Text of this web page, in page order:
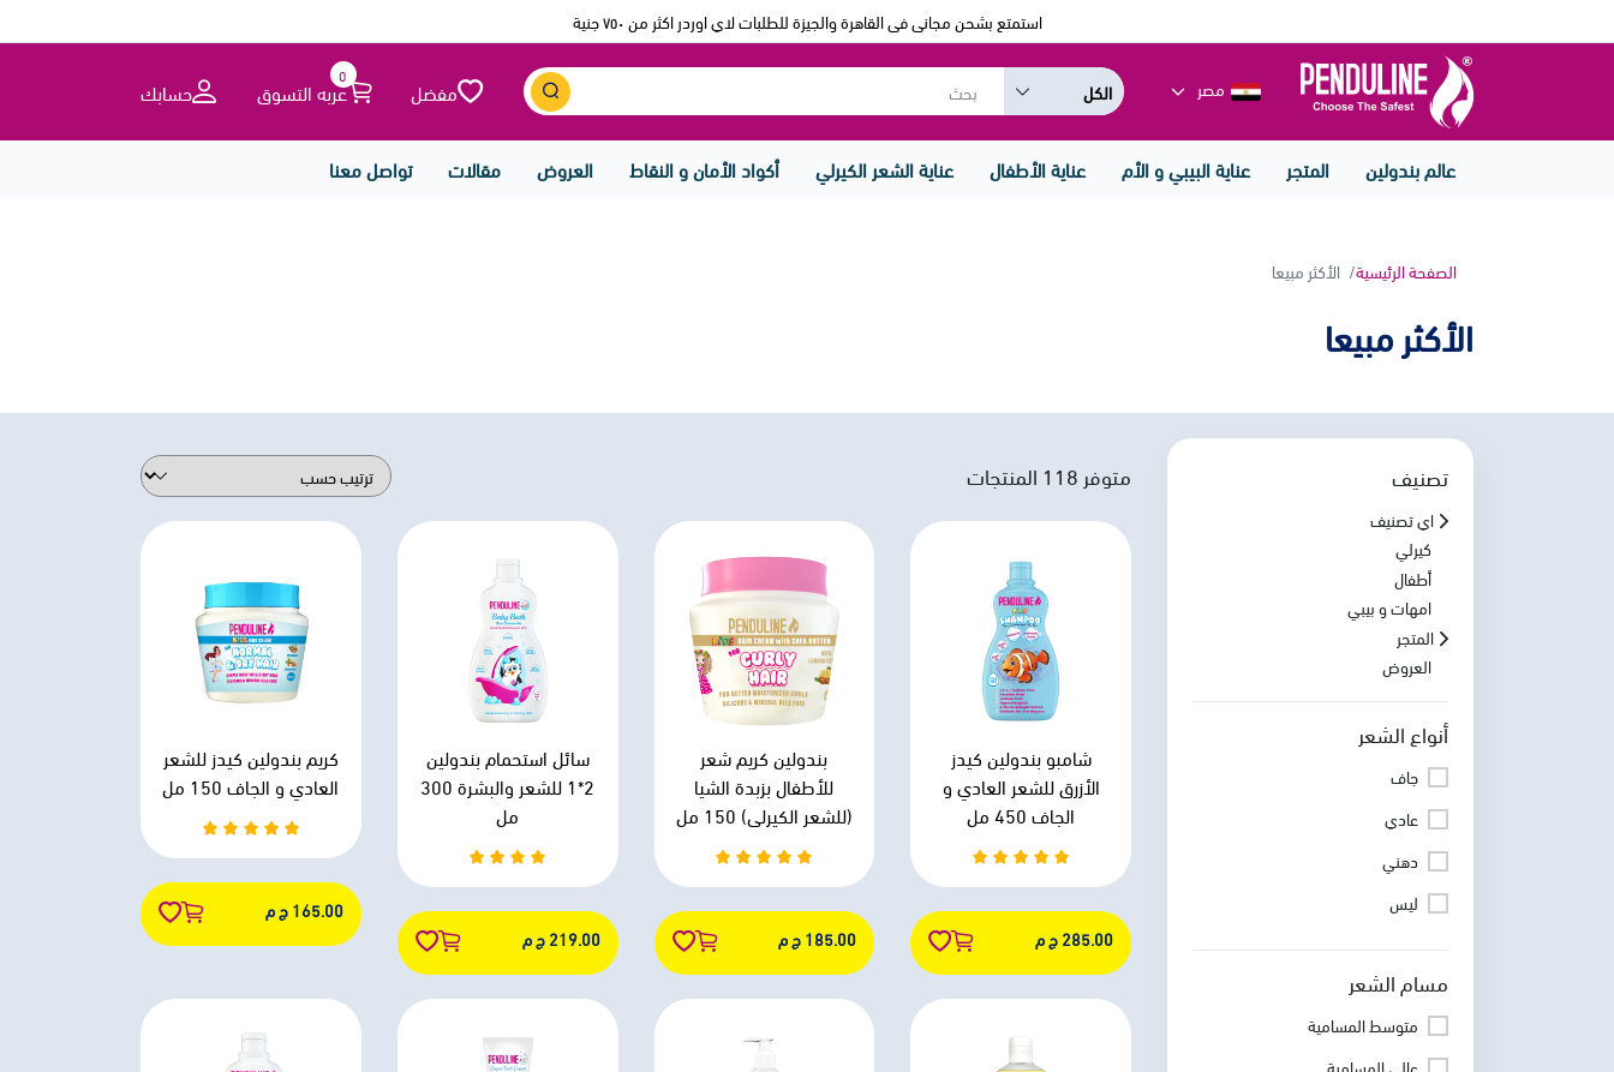
استمتع بشحن مجانى فى القاهرة والجيزة للطلبات لاي اوردر اكثر من ٧٥٠ جنية
مصر مفضل عربه التسوق
0 حسابك
عالم بندولين المتجر عناية البيبي و الأم عناية الأطفال عناية الشعر الكيرلي أكواد الأمان و النقاط العروض مقالات تواصل معنا
الصفحة الرئيسية الأكثر مبيعا
الأكثر مبيعا
تصنيف
اي تصنيف
كيرلي
أطفال
امهات و بيبي
المتجر
العروض
أنواع الشعر
جاف
عادي
دهني
ليس
مسام الشعر
متوسط المسامية
متوفر 118 المنتجات
شامبو بندولين كيدز
الأزرق للشعر العادي و
الجاف 450 مل
285.00 ج م
بندولين كريم شعر
للأطفال بزبدة الشيا
(للشعر الكيرلي) 150 مل
185.00 ج م
سائل استحمام بندولين
2*1 للشعر والبشرة 300
مل
219.00 ج م
كريم بندولين كيدز للشعر
العادي و الجاف 150 مل
165.00 ج م